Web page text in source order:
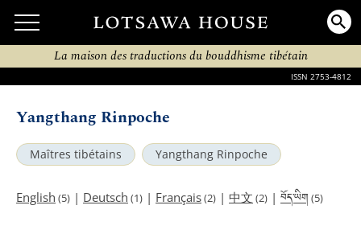
La maison des traductions du bouddhisme tibétain
ISSN 2753-4812
Yangthang Rinpoche
Maîtres tibétains Yangthang Rinpoche
English (5) | Deutsch (1) | Français(2) | 中文 (2) | བོད་ཡིག (5)